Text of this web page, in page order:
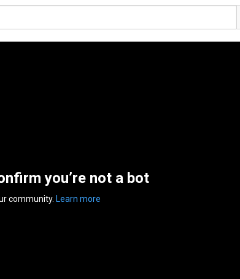
you’re not a bot
community. Learn more